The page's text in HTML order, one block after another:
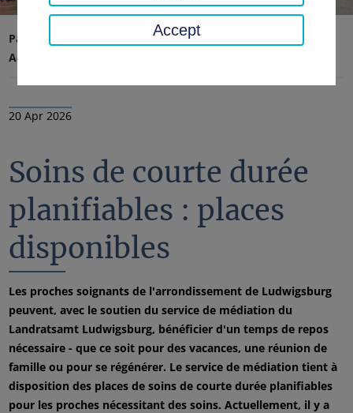
Page d'accueil
Conseil régional, district
Actualités
20 Apr 2026
Soins de courte durée
planifiables : places
disponibles
Les proches soignants de l'arrondissement de Ludwigsburg
peuvent, avec le soutien du service de médiation du
Landratsamt Ludwigsburg, bénéficier d'un temps de repos
nécessaire - que ce soit pour des vacances, une réunion de
famille ou pour se régénérer. Le service de médiation tient à
disposition des places de soins de courte durée planifiables
pour les proches nécessitant des soins. Actuellement, il y a
Accept